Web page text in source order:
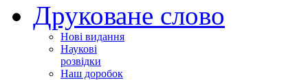
Друковане слово
Нові видання
Наукові
розвідки
Наш доробок